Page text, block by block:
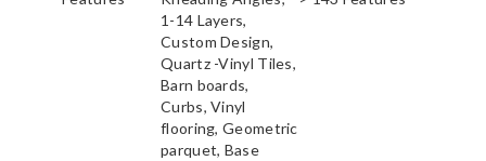
1-14 Layers,
Custom Design,
Quartz -Vinyl Tiles,
Barn boards,
Curbs, Vinyl
flooring, Geometric
parquet, Base